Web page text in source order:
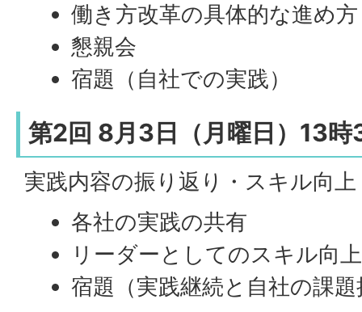
働き方改革の具体的な進め方
懇親会
宿題（自社での実践）
第2回 8月3日（月曜日）13
実践内容の振り返り・スキル向上
各社の実践の共有
リーダーとしてのスキル向上
宿題（実践継続と自社の課